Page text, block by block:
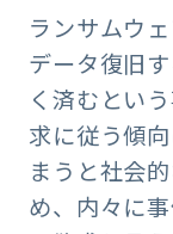
ランサムウ
データ復旧
く済むとい
求に従う傾
まうと社会
め、内々に